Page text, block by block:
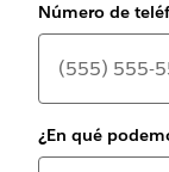
Número de
¿En qué